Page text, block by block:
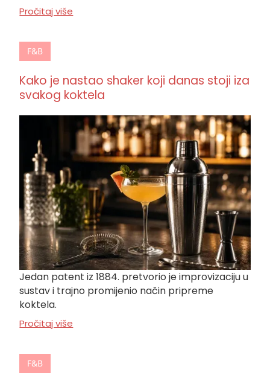
Pročitaj više
F&B
Kako je nastao shaker koji danas stoji iza
svakog koktela
Jedan patent iz 1884. pretvorio je improvizaciju u
sustav i trajno promijenio način pripreme
koktela.
Pročitaj više
F&B